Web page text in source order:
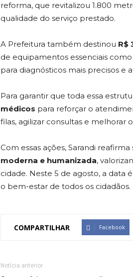
reforma, que revitalizou 1.800
qualidade do serviço prestado.
A Prefeitura também destinou R$
de equipamentos essenciais
para diagnósticos mais precisos e
Para garantir que toda essa
médicos para reforçar o
filas, agilizar consultas e melhorar
Com essas ações, Sarandi
moderna e humanizada,
cidade. Neste 5 de agosto, a
o bem-estar de todos os cidadãos.
COMPARTILHAR Facebook
Notícia anterior